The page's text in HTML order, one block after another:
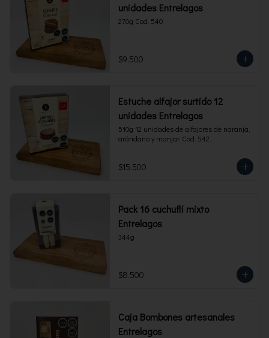
unidades Entrelagos
270g Cod. 540
$9.500
Estuche alfajor surtido 12
unidades Entrelagos
510g 12 unidades de alfajores de naranja,
arándano y manjar. Cod. 542.
$15.500
Pack 16 cuchuflí mixto
Entrelagos
344g
$8.500
Caja Bombones artesanales
Entrelagos